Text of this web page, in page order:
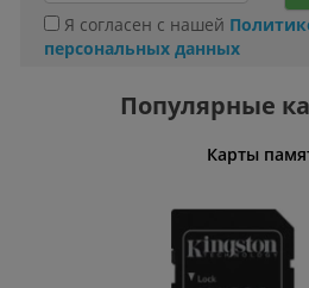
Я согласен с нашей
персональных данных
Популярные
Карты